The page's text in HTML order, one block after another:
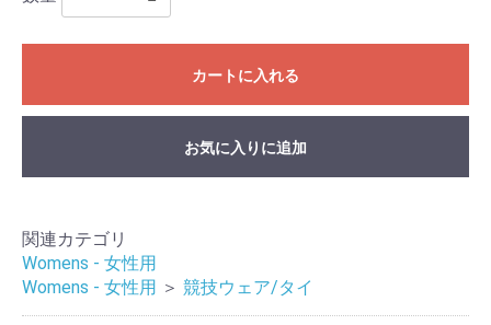
カートに入れる
お気に入りに追加
関連カテゴリ
Womens - 女性用
Womens - 女性用 ＞ 競技ウェア/タイ